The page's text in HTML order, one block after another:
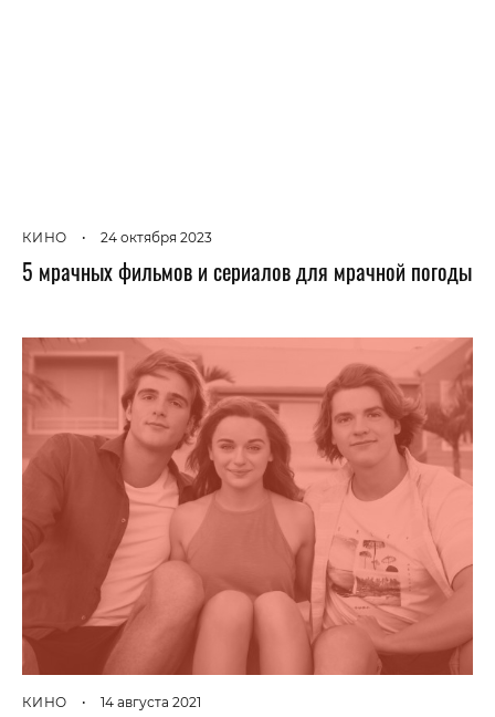
КИНО • 24 октября 2023
5 мрачных фильмов и сериалов для мрачной погоды
КИНО • 14 августа 2021